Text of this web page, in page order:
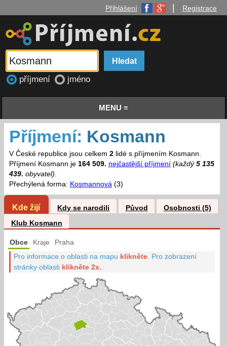
Přihlášení Registrace
příjmení jméno
MENU ≡
Příjmení: Kosmann
V České republice jsou celkem 2lidé s příjmením Kosmann.
Příjmení Kosmann je 164 509. nejčastější příjmení (každý 5 135
439. obyvatel).
Přechýlená forma: Kosmannová(3)
Kde žijí Kdy se narodili Původ
Osobnosti (5)
Klub Kosmann
Obce Kraje Praha
Pro informace o oblasti na mapu klikněte Pro zobrazení
stránky oblasti klikněte 2x.